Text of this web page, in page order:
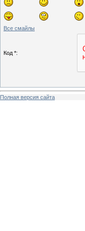
Все смайлы
Код *:
Полная версия сайта